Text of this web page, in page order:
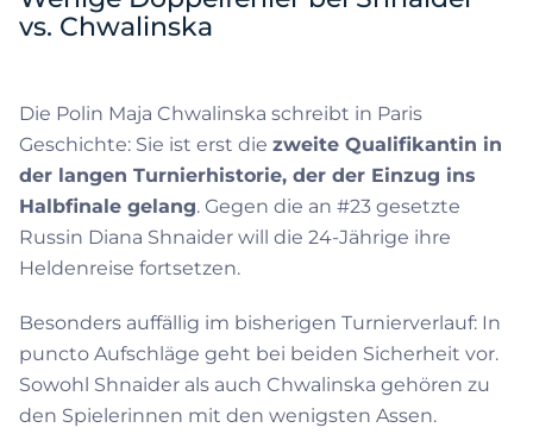
vs. Chwalinska
Die Polin Maja Chwalinska schreibt in Paris
Geschichte: Sie ist erst die zweite Qualifikantin in
der langen Turnierhistorie, der der Einzug ins
Halbfinale gelang. Gegen die an #23 gesetzte
Russin Diana Shnaider will die 24-Jährige ihre
Heldenreise fortsetzen.
Besonders auffällig im bisherigen Turnierverlauf: In
puncto Aufschläge geht bei beiden Sicherheit vor.
Sowohl Shnaider als auch Chwalinska gehören zu
den Spielerinnen mit den wenigsten Assen.